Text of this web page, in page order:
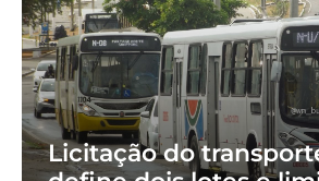
Licitação do